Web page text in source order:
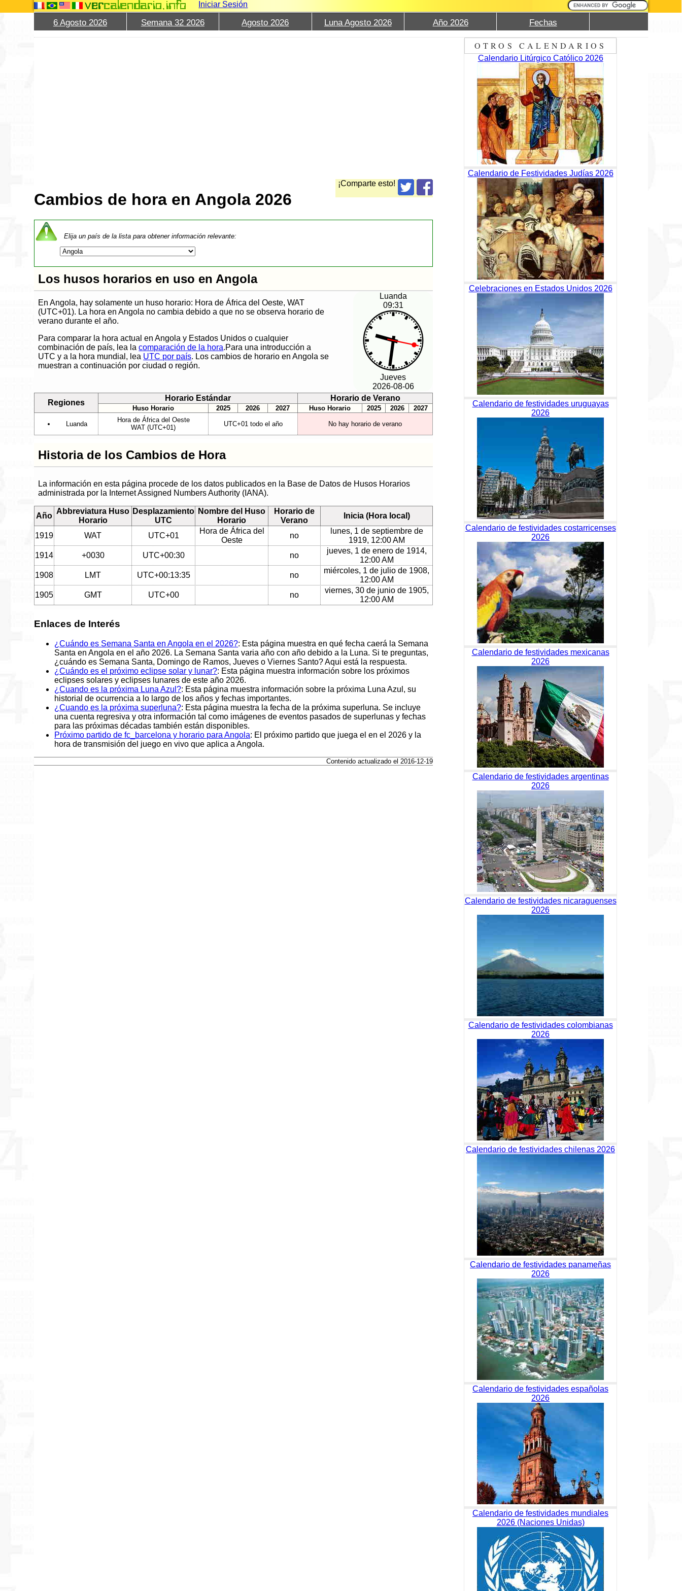
Iniciar Sesión
6 Agosto 2026 Semana 32 2026 Agosto 2026 Luna Agosto 2026 Año 2026 Fechas
¡Comparte esto!
Cambios de hora en Angola 2026
Elija un país de la lista para obtener información relevante:
Los husos horarios en uso en Angola
Luanda
09:31
Jueves
2026-08-06
En Angola, hay solamente un huso horario: Hora de África del Oeste, WAT
(UTC+01). La hora en Angola no cambia debido a que no se observa horario de
verano durante el año.
Para comparar la hora actual en Angola y Estados Unidos o cualquier
combinación de país, lea lacomparación de la hora.Para una introducción a
UTC y a la hora mundial, lea UTC por país. Los cambios de horario en Angola se
muestran a continuación por ciudad o región.
Regiones
Horario Estándar Horario de Verano
Huso Horario 2025 2026 2027 Huso Horario 2025 2026 2027
Luanda
Hora de África del Oeste
WAT (UTC+01)
UTC+01 todo el año No hay horario de verano
Historia de los Cambios de Hora
La información en esta página procede de los datos publicados en la Base de Datos de Husos Horarios
administrada por la Internet Assigned Numbers Authority (IANA).
Año
Abbreviatura Huso
Horario
Desplazamiento
UTC
Nombre del Huso
Horario
Horario de
Verano
Inicia (Hora local)
1919 WAT UTC+01
Hora de África del
Oeste
no
lunes, 1 de septiembre de
1919, 12:00 AM
1914
+0030 UTC+00:30 no
jueves, 1 de enero de 1914,
12:00 AM
1908
LMT UTC+00:13:35 no
miércoles, 1 de julio de 1908,
12:00 AM
1905
GMT UTC+00 no
viernes, 30 de junio de 1905,
12:00 AM
Enlaces de Interés
¿Cuándo es Semana Santa en Angola en el 2026?: Esta página muestra en qué fecha caerá la Semana
Santa en Angola en el año 2026. La Semana Santa varia año con año debido a la Luna. Si te preguntas,
¿cuándo es Semana Santa, Domingo de Ramos, Jueves o Viernes Santo? Aqui está la respuesta.
¿Cuándo es el próximo eclipse solar y lunar?: Esta página muestra información sobre los próximos
eclipses solares y eclipses lunares de este año 2026.
¿Cuando es la próxima Luna Azul?: Esta página muestra información sobre la próxima Luna Azul, su
historial de ocurrencia a lo largo de los años y fechas importantes.
¿Cuando es la próxima superluna?: Esta página muestra la fecha de la próxima superluna. Se incluye
una cuenta regresiva y otra información tal como imágenes de eventos pasados de superlunas y fechas
para las próximas décadas también están disponibles.
Próximo partido de fc_barcelona y horario para Angola: El próximo partido que juega el en el 2026 y la
hora de transmisión del juego en vivo que aplica a Angola.
Contenido actualizado el 2016-12-19
OTROS CALENDARIOS
Calendario Litúrgico Católico 2026
Calendario de Festividades Judías 2026
Celebraciones en Estados Unidos 2026
Calendario de festividades uruguayas
2026
Calendario de festividades costarricenses
2026
Calendario de festividades mexicanas
2026
Calendario de festividades argentinas
2026
Calendario de festividades nicaraguenses
2026
Calendario de festividades colombianas
2026
Calendario de festividades chilenas 2026
Calendario de festividades panameñas
2026
Calendario de festividades españolas
2026
Calendario de festividades mundiales
2026 (Naciones Unidas)